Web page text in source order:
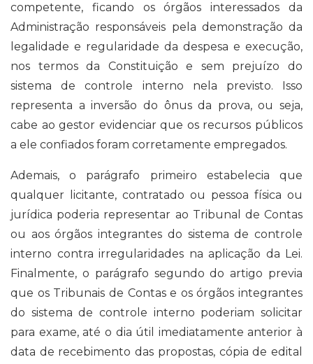
competente, ficando os órgãos interessados da
Administração responsáveis pela demonstração da
legalidade e regularidade da despesa e execução,
nos termos da Constituição e sem prejuízo do
sistema de controle interno nela previsto. Isso
representa a inversão do ônus da prova, ou seja,
cabe ao gestor evidenciar que os recursos públicos
a ele confiados foram corretamente empregados.
Ademais, o parágrafo primeiro estabelecia que
qualquer licitante, contratado ou pessoa física ou
jurídica poderia representar ao Tribunal de Contas
ou aos órgãos integrantes do sistema de controle
interno contra irregularidades na aplicação da Lei.
Finalmente, o parágrafo segundo do artigo previa
que os Tribunais de Contas e os órgãos integrantes
do sistema de controle interno poderiam solicitar
para exame, até o dia útil imediatamente anterior à
data de recebimento das propostas, cópia de edital